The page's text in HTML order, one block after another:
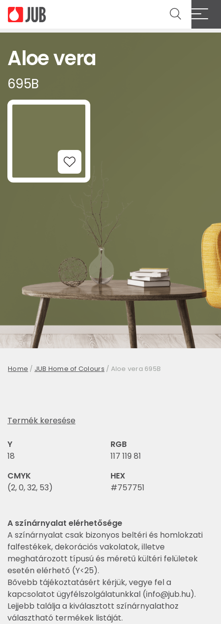
Aloe vera
695B
Add to Wishlist
Home / JUB Home of Colours / Aloe vera 695B
Termék keresése
Y
18
RGB
117 119 81
CMYK
(2, 0, 32, 53)
HEX
#757751
A színárnyalat elérhetősége
A színárnyalat csak bizonyos beltéri és homlokzati
falfestékek, dekorációs vakolatok, illetve
meghatározott típusú és méretű kültéri felületek
esetén elérhető (Y<25).
Bővebb tájékoztatásért kérjük, vegye fel a
kapcsolatot ügyfélszolgálatunkkal (info@jub.hu).
Lejjebb találja a kiválasztott színárnyalathoz
választható termékek listáját.